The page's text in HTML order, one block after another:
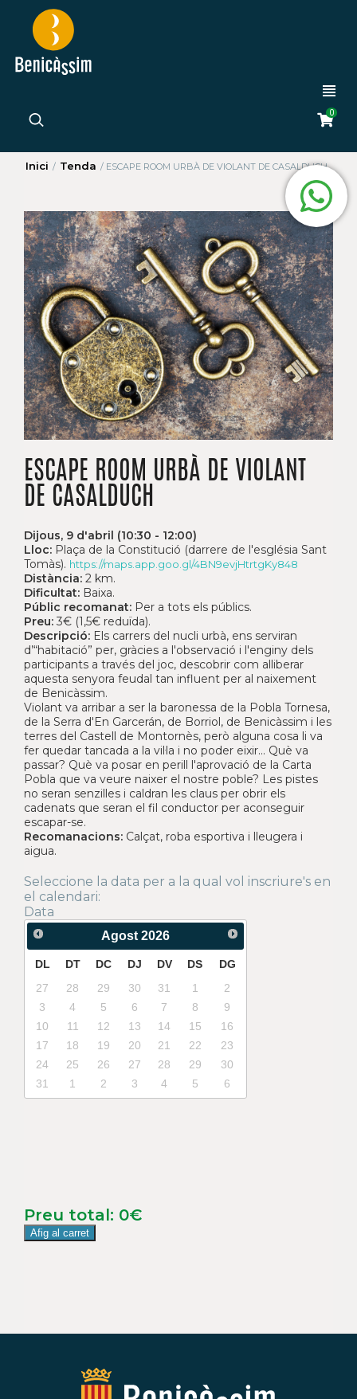
0
Inici / Tenda / ESCAPE ROOM URBÀ DE VIOLANT DE CASALDUCH
ESCAPE ROOM URBÀ DE VIOLANT
DE CASALDUCH
Dijous, 9 d'abril (10:30 - 12:00)
Lloc: Plaça de la Constitució (darrere de l'església Sant
Tomàs). https://maps.app.goo.gl/4BN9evjHtrtgKy848
Distància: 2 km.
Dificultat: Baixa.
Públic recomanat: Per a tots els públics.
Preu: 3€ (1,5€ reduïda).
Descripció: Els carrers del nucli urbà, ens serviran
d’“habitació” per, gràcies a l'observació i l'enginy dels
participants a través del joc, descobrir com alliberar
aquesta senyora feudal tan influent per al naixement
de Benicàssim.
Violant va arribar a ser la baronessa de la Pobla Tornesa,
de la Serra d'En Garcerán, de Borriol, de Benicàssim i les
terres del Castell de Montornès, però alguna cosa li va
fer quedar tancada a la vil·la i no poder eixir... Què va
passar? Què va posar en perill l'aprovació de la Carta
Pobla que va veure naixer el nostre poble? Les pistes
no seran senzilles i caldran les claus per obrir els
cadenats que seran el fil conductor per aconseguir
escapar-se.
Recomanacions: Calçat, roba esportiva i lleugera i
aigua.
Seleccione la data per a la qual vol inscriure's en
el calendari:
Data
Agost 2026
DL DT DC DJ DV DS
DG
27
28 29 30 31 1
2
3
4 5 6 7 8
9
10
11 12 13 14 15
16
17
18 19 20 21 22
23
24
25 26 27 28 29
30
31
1 2 3 4 5 6
Preu total: 0€
Afig al carret